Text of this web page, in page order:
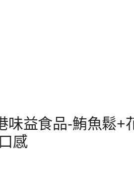
味益食品-鮪魚鬆+
感